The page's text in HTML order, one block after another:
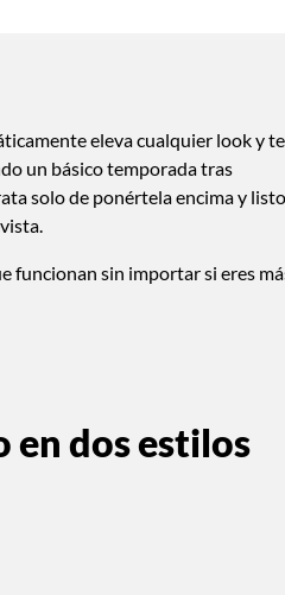
eleva cualquier look y te
un básico temporada tras
solo de ponértela encima y
funcionan sin importar si eres
en dos estilos